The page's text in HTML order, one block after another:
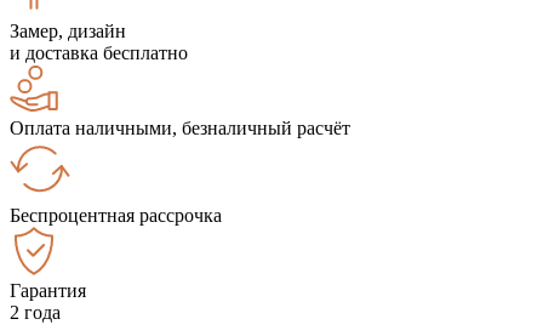
Замер, дизайн
и доставка бесплатно
Оплата наличными, безналичный расчёт
Беспроцентная рассрочка
Гарантия
2 года